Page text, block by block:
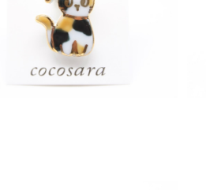
焼ブローチ クリスマス三毛猫
¥1,200